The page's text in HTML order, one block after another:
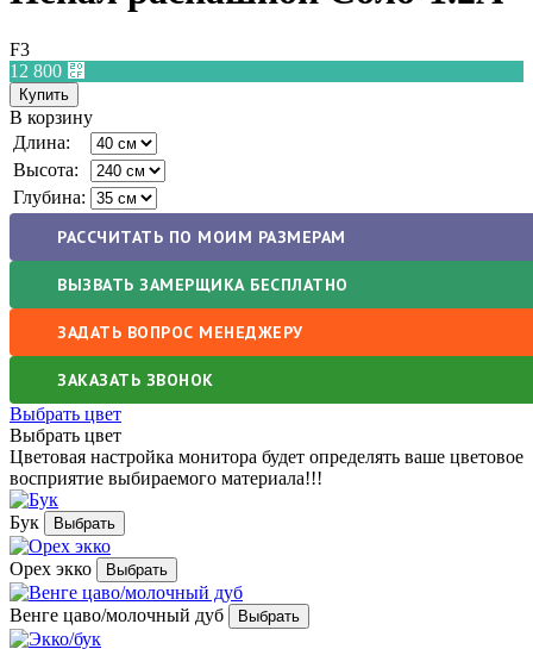
F3
12 800 ⃏
В корзину
Длина:
Высота:
Глубина:
РАССЧИТАТЬ ПО МОИМ РАЗМЕРАМ
ВЫЗВАТЬ ЗАМЕРЩИКА БЕСПЛАТНО
ЗАДАТЬ ВОПРОС МЕНЕДЖЕРУ
ЗАКАЗАТЬ ЗВОНОК
Выбрать цвет
Выбрать цвет
Цветовая настройка монитора будет определять ваше цветовое
восприятие выбираемого материала!!!
Бук
Орех экко
Венге цаво/молочный дуб